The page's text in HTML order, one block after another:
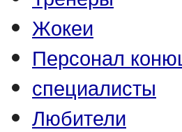
Жокеи
Персонал
специалисты
Любители